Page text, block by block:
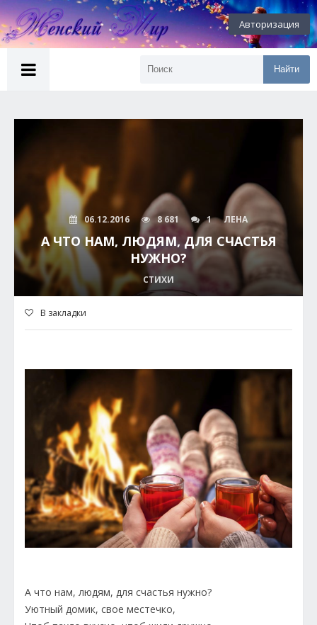
Авторизация
Найти
06.12.2016 8 681 1 ЛЕНА
А ЧТО НАМ, ЛЮДЯМ, ДЛЯ СЧАСТЬЯ
НУЖНО?
СТИХИ
В закладки
А что нам, людям, для счастья нужно?
Уютный домик, свое местечко,